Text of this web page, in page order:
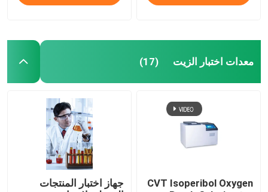
معدات اختبار الزيت (17)
CVT Isoperibol Oxygen
جهاز اختبار المنتجات